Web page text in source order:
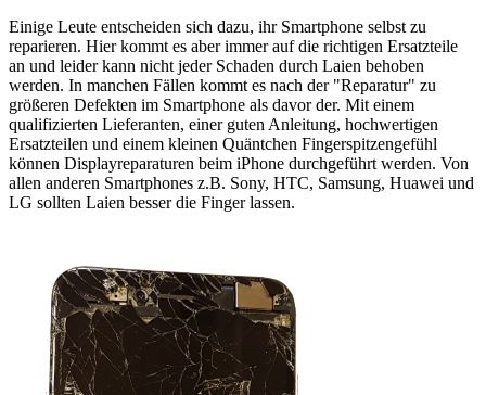
Einige Leute entscheiden sich dazu, ihr Smartphone selbst zu
reparieren. Hier kommt es aber immer auf die richtigen Ersatzteile
an und leider kann nicht jeder Schaden durch Laien behoben
werden. In manchen Fällen kommt es nach der "Reparatur" zu
größeren Defekten im Smartphone als davor der. Mit einem
qualifizierten Lieferanten, einer guten Anleitung, hochwertigen
Ersatzteilen und einem kleinen Quäntchen Fingerspitzengefühl
können Displayreparaturen beim iPhone durchgeführt werden. Von
allen anderen Smartphones z.B. Sony, HTC, Samsung, Huawei und
LG sollten Laien besser die Finger lassen.